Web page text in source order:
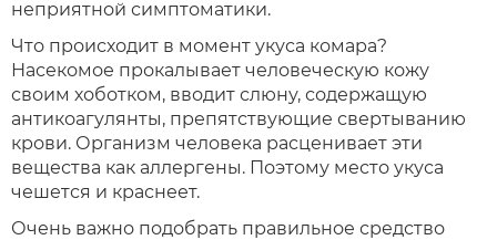
неприятной симптоматики.
Что происходит в момент укуса комара?
Насекомое прокалывает человеческую кожу
своим хоботком, вводит слюну, содержащую
антикоагулянты, препятствующие свертыванию
крови. Организм человека расценивает эти
вещества как аллергены. Поэтому место укуса
чешется и краснеет.
Очень важно подобрать правильное средство